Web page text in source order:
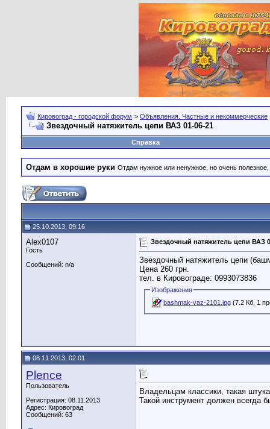
Кировоград - городской форум > Объявления. Частные и некоммерческие
Звездочный натяжитель цепи ВАЗ 01-06-21
Справка
Отдам в хорошие руки Отдам нужное или ненужное, но очень
25.10.2013, 09:16
Alex0107
Гость
Сообщений: n/a
Звездочный натяжитель цепи ВАЗ
Звездочный натяжитель цепи
Цена 260 грн.
тел. в Кировограде: 0993073836
Изображения
bashmak-vaz-2101.jpg (7.2 Кб, 1
08.11.2013, 02:01
Plence
Пользователь
Регистрация: 08.11.2013
Адрес: Кировоград
Сообщений: 63
Владельцам классики, такая
Такой инструмент должен всегда